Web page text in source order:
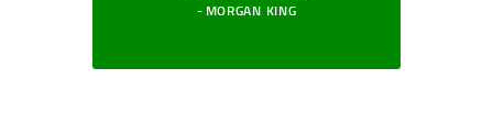
MORGAN KING